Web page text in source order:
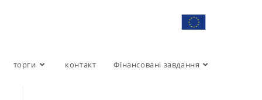
торги контакт Фінансовані завдання